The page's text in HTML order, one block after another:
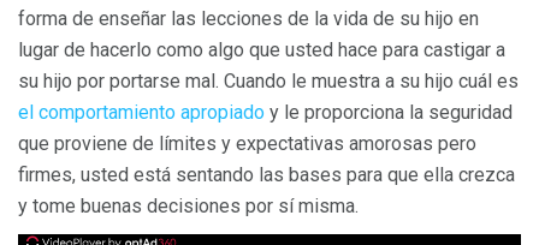
forma de enseñar las lecciones de la vida de su hijo en
lugar de hacerlo como algo que usted hace para castigar a
su hijo por portarse mal. Cuando le muestra a su hijo cuál es
el comportamiento apropiado y le proporciona la seguridad
que proviene de límites y expectativas amorosas pero
firmes, usted está sentando las bases para que ella crezca
y tome buenas decisiones por sí misma.